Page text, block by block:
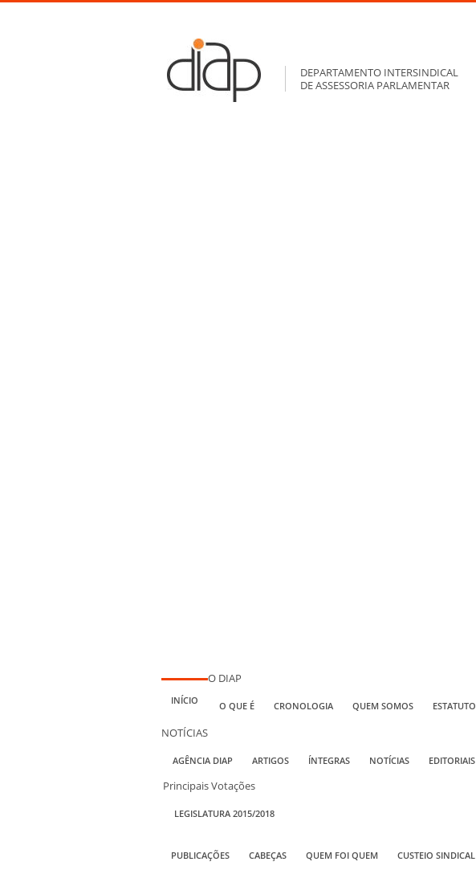
DEPARTAMENTO INTERSINDICAL
DE ASSESSORIA PARLAMENTAR
INÍCIO
O DIAP
O QUE É CRONOLOGIA QUEM SOMOS ESTATUTO
NOTÍCIAS
AGÊNCIA DIAP ARTIGOS ÍNTEGRAS NOTÍCIAS EDITORIAIS
Principais Votações
LEGISLATURA 2015/2018
PUBLICAÇÕES CABEÇAS QUEM FOI QUEM CUSTEIO SINDICAL